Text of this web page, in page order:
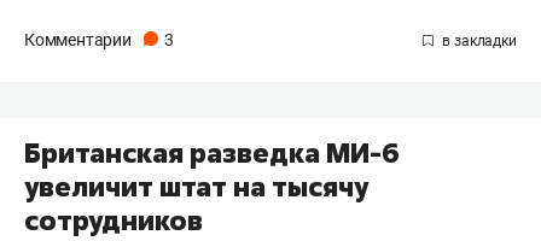
Комментарии 3
Британская разведка МИ-6
увеличит штат на тысячу
сотрудников